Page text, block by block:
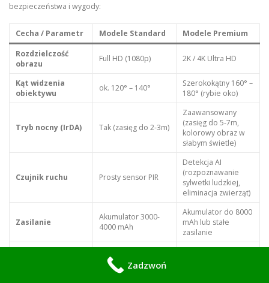
bezpieczeństwa i wygody:
Cecha / Parametr Modele Standard
Modele Premium
Rozdzielczość
obrazu
Full HD (1080p) 2K / 4K Ultra HD
Kąt widzenia
obiektywu
ok. 120° – 140°
Szerokokątny 160° –
180° (rybie oko)
Tryb nocny (IrDA) Tak (zasięg do 2-3m)
Zaawansowany
(zasięg do 5-7m,
kolorowy obraz w
słabym świetle)
Czujnik ruchu Prosty sensor PIR
Detekcja AI
(rozpoznawanie
sylwetki ludzkiej,
eliminacja zwierząt)
Zasilanie
Akumulator 3000-
4000 mAh
Akumulator do 8000
mAh lub stałe
zasilanie
Dedykowana
aplikacjaZadzwoń